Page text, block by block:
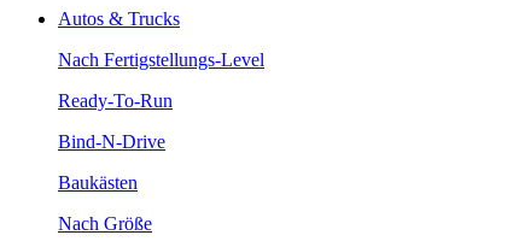
Autos & Trucks
Nach Fertigstellungs-Level
Ready-To-Run
Bind-N-Drive
Baukästen
Nach Größe